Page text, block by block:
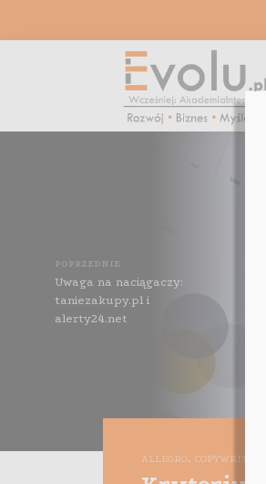
POPRZEDNIE
Uwaga na naciągaczy:
taniezakupy.pl i
alerty24.net
ALLEGRO, COPYWRITING